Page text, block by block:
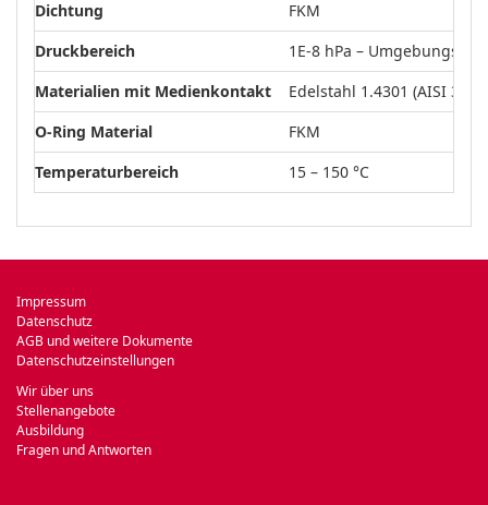
Dichtung
FKM
Druckbereich
1E-8 hPa –
Materialien mit Medienkontakt
Edelstahl 1.4301 (AISI 304)
O-Ring Material
FKM
Temperaturbereich
15 – 150 °C
Impressum
Datenschutz
AGB und weitere Dokumente
Datenschutzeinstellungen
Wir über uns
Stellenangebote
Ausbildung
Fragen und Antworten